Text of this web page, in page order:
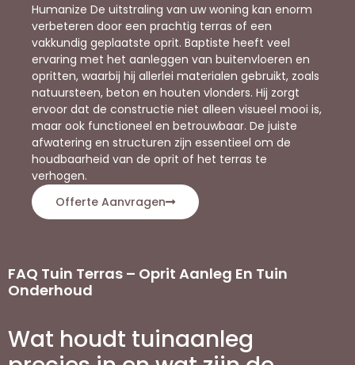
Humanize De uitstraling van uw woning kan enorm
verbeteren door een prachtig terras of een
vakkundig geplaatste oprit. Baptiste heeft veel
ervaring met het aanleggen van buitenvloeren en
opritten, waarbij hij allerlei materialen gebruikt, zoals
natuursteen, beton en houten vlonders. Hij zorgt
ervoor dat de constructie niet alleen visueel mooi is,
maar ook functioneel en betrouwbaar. De juiste
afwatering en structuren zijn essentieel om de
houdbaarheid van de oprit of het terras te
verhogen.
Offerte Aanvragen
FAQ Tuin Terras – Oprit Aanleg En Tuin
Onderhoud
Wat houdt tuinaanleg